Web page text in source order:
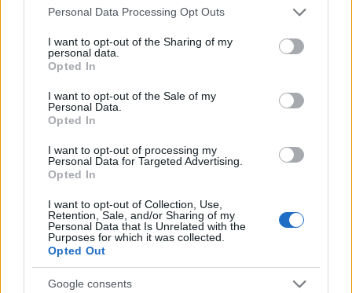
Please note that this website/app uses one or more Google
not limited to your visit or usage behaviour. You may click to
grant or deny consent to Google and its third-party tags to
use your data for below specified purposes in below Google
consent section.
Personal Data Processing Opt Outs
I want to opt-out of the Sharing of my
personal data.
Opted In
I want to opt-out of the Sale of my
Personal Data.
Opted In
I want to opt-out of processing my
Personal Data for Targeted Advertising.
Opted In
I want to opt-out of Collection, Use,
Retention, Sale, and/or Sharing of my
Personal Data that Is Unrelated with the
Purposes for which it was collected.
Opted Out
Google consents
φωτιές σε Αττική και Βοιωτία: «Από τα
ισχυρότερα επεισόδια των τελευταίων 50
χρόνων»
Πιο σχολιασμένα
Μητσοτάκης στην υπογραφή συμφωνίας
Κύπρου: «Ισχυρή ψήφος εμπιστοσύνης» η
είσοδος της Meridiam στην GSI
κατασκευή του αεροσκάφους που θα
επιχειρεί και τη νύχτα στα μέτωπα της
φωτιάς
Αυγερινός, Μουτσάτσου και ακόμη 20
πρώην στελέχη κατά Καρυστιανού: «Δεν
αποχωρήσαμε για καρέκλες», αιχμές για